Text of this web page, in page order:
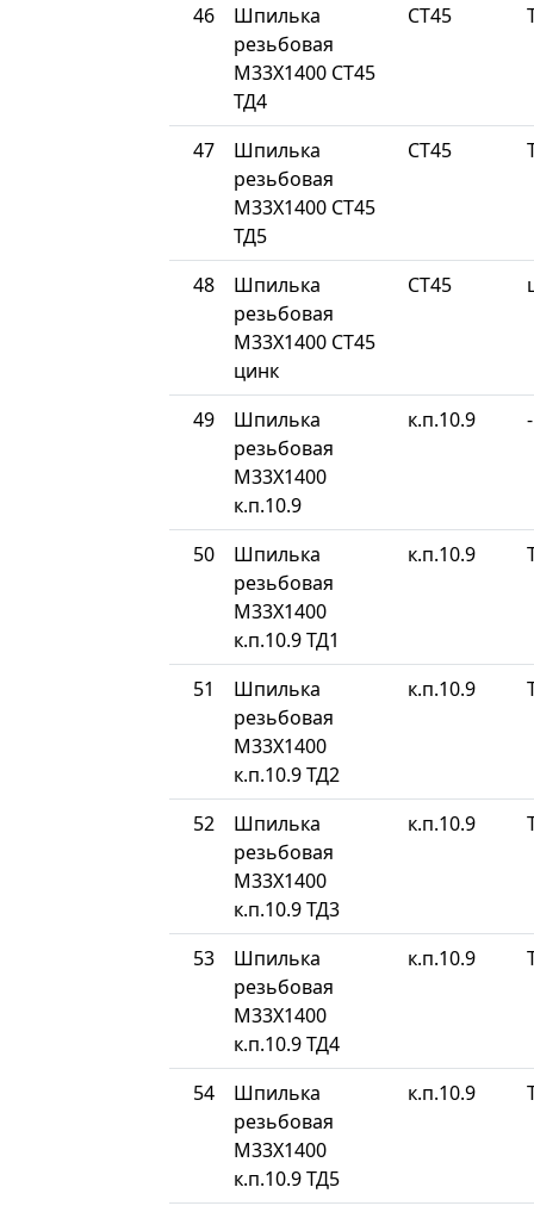
46
Шпилька
резьбовая
М33Х1400 СТ45
ТД4
СТ45
47
Шпилька
резьбовая
М33Х1400 СТ45
ТД5
СТ45
48
Шпилька
резьбовая
М33Х1400 СТ45
цинк
СТ45
49
Шпилька
резьбовая
М33Х1400
к.п.10.9
к.п.10.9 -
50
Шпилька
резьбовая
М33Х1400
к.п.10.9 ТД1
к.п.10.9
51
Шпилька
резьбовая
М33Х1400
к.п.10.9 ТД2
к.п.10.9
52
Шпилька
резьбовая
М33Х1400
к.п.10.9 ТД3
к.п.10.9
53
Шпилька
резьбовая
М33Х1400
к.п.10.9 ТД4
к.п.10.9
54
Шпилька
резьбовая
М33Х1400
к.п.10.9 ТД5
к.п.10.9